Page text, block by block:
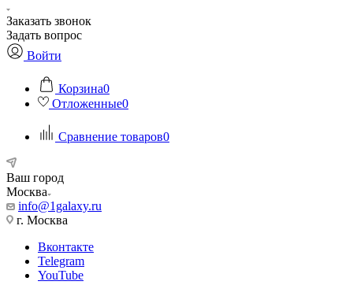
Заказать звонок
Задать вопрос
Войти
Корзина0
Отложенные0
Сравнение товаров0
Ваш город
Москва
info@1galaxy.ru
г. Москва
Вконтакте
Telegram
YouTube